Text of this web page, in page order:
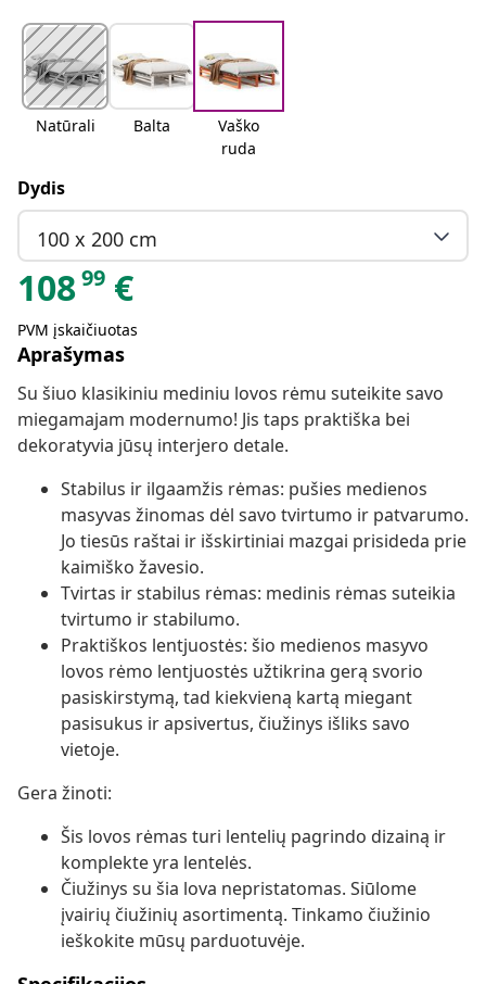
Natūrali Balta
Vaško
ruda
Dydis
100 x 200 cm
10899 €
PVM įskaičiuotas
Aprašymas
Su šiuo klasikiniu mediniu lovos rėmu suteikite savo
miegamajam modernumo! Jis taps praktiška bei
dekoratyvia jūsų interjero detale.
Stabilus ir ilgaamžis rėmas: pušies medienos
masyvas žinomas dėl savo tvirtumo ir patvarumo.
Jo tiesūs raštai ir išskirtiniai mazgai prisideda prie
kaimiško žavesio.
Tvirtas ir stabilus rėmas: medinis rėmas suteikia
tvirtumo ir stabilumo.
Praktiškos lentjuostės: šio medienos masyvo
lovos rėmo lentjuostės užtikrina gerą svorio
pasiskirstymą, tad kiekvieną kartą miegant
pasisukus ir apsivertus, čiužinys išliks savo
vietoje.
Gera žinoti:
Šis lovos rėmas turi lentelių pagrindo dizainą ir
komplekte yra lentelės.
Čiužinys su šia lova nepristatomas. Siūlome
įvairių čiužinių asortimentą. Tinkamo čiužinio
ieškokite mūsų parduotuvėje.